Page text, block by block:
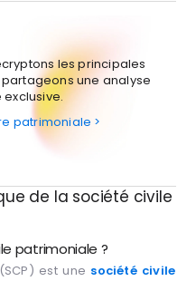
les principales
une analyse
patrimoniale >
de la société civile
patrimoniale ?
est une société civile